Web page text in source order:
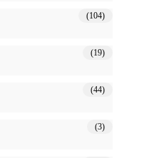
(104)
(19)
(44)
(3)